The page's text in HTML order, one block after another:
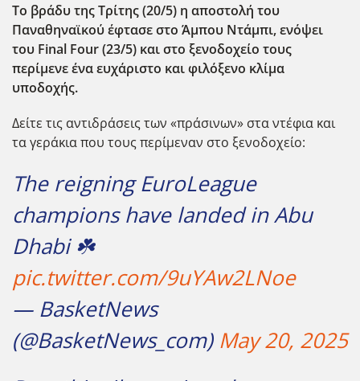
Το βράδυ της Τρίτης (20/5) η αποστολή του
Παναθηναϊκού έφτασε στο Άμπου Ντάμπι, ενόψει
του Final Four (23/5) και στο ξενοδοχείο τους
περίμενε ένα ευχάριστο και φιλόξενο κλίμα
υποδοχής.
Δείτε τις αντιδράσεις των «πράσινων» στα ντέφια και
τα γεράκια που τους περίμεναν στο ξενοδοχείο:
The reigning EuroLeague
champions have landed in Abu
Dhabi ☘️
pic.twitter.com/9uYAw2LNoe
— BasketNews
(@BasketNews_com) May 20, 2025